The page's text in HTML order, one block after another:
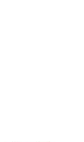
de
se
la
Si
de